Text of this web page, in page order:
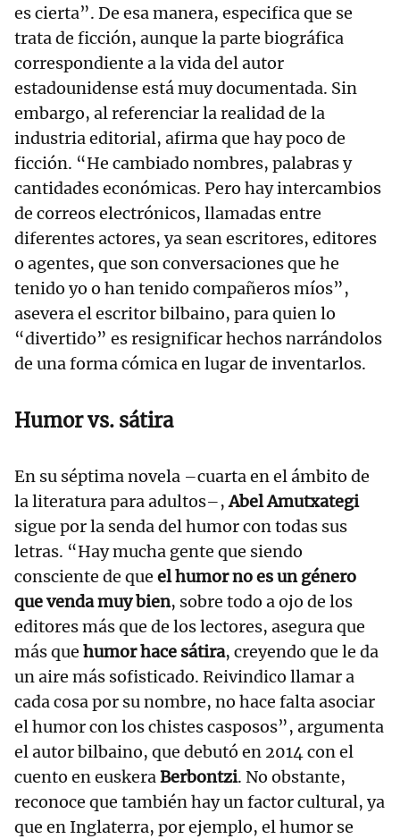
es cierta”. De esa manera, especifica que se
trata de ficción, aunque la parte biográfica
correspondiente a la vida del autor
estadounidense está muy documentada. Sin
embargo, al referenciar la realidad de la
industria editorial, afirma que hay poco de
ficción. “He cambiado nombres, palabras y
cantidades económicas. Pero hay intercambios
de correos electrónicos, llamadas entre
diferentes actores, ya sean escritores, editores
o agentes, que son conversaciones que he
tenido yo o han tenido compañeros míos”,
asevera el escritor bilbaino, para quien lo
“divertido” es resignificar hechos narrándolos
de una forma cómica en lugar de inventarlos.
Humor vs. sátira
En su séptima novela –cuarta en el ámbito de
la literatura para adultos–,Abel Amutxategi
sigue por la senda del humor con todas sus
letras. “Hay mucha gente que siendo
consciente de que el humor no es un género
que venda muy bien, sobre todo a ojo de los
editores más que de los lectores, asegura que
más que humor hace sátira, creyendo que le da
un aire más sofisticado. Reivindico llamar a
cada cosa por su nombre, no hace falta asociar
el humor con los chistes casposos”, argumenta
el autor bilbaino, que debutó en 2014 con el
cuento en euskeraBerbontzi. No obstante,
reconoce que también hay un factor cultural, ya
que en Inglaterra, por ejemplo, el humor se